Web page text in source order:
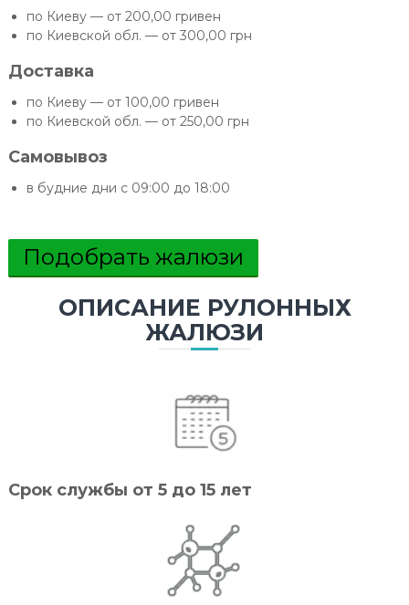
по Киеву — от 200,00 гривен
по Киевской обл. — от 300,00 грн
Доставка
по Киеву — от 100,00 гривен
по Киевской обл. — от 250,00 грн
Самовывоз
в будние дни с 09:00 до 18:00
Подобрать жалюзи
ОПИСАНИЕ РУЛОННЫХ
ЖАЛЮЗИ
Срок службы от 5 до 15 лет